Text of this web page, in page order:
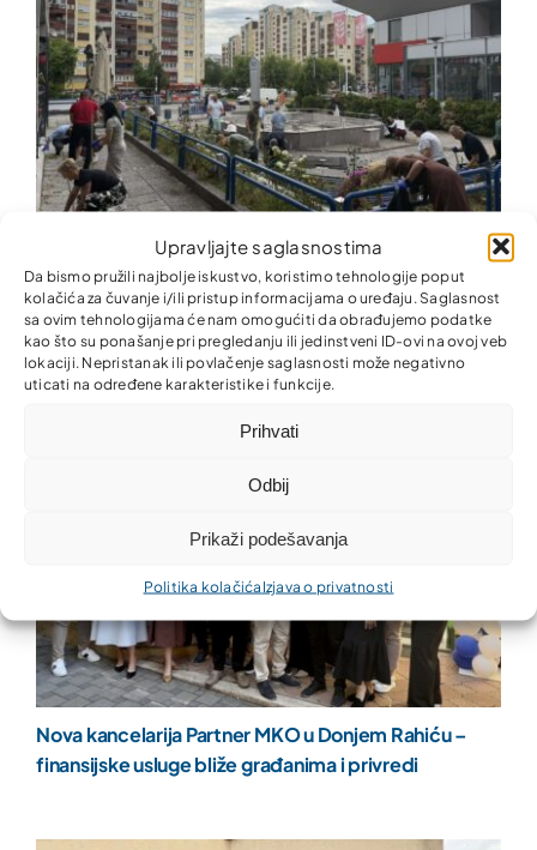
Upravljajte saglasnostima
Da bismo pružili najbolje iskustvo, koristimo tehnologije poput
kolačića za čuvanje i/ili pristup informacijama o uređaju. Saglasnost
sa ovim tehnologijama će nam omogućiti da obrađujemo podatke
kao što su ponašanje pri pregledanju ili jedinstveni ID-ovi na ovoj veb
lokaciji. Nepristanak ili povlačenje saglasnosti može negativno
uticati na određene karakteristike i funkcije.
Prihvati
Odbij
Prikaži podešavanja
Politika kolačića Izjava o privatnosti
Zajedno za ljepšu i uredniju zajednicu!
Nova kancelarija Partner MKO u Donjem Rahiću –
finansijske usluge bliže građanima i privredi